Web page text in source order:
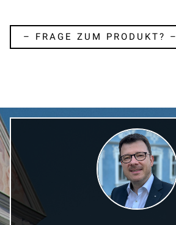
– FRAGE ZUM PRODUKT? –